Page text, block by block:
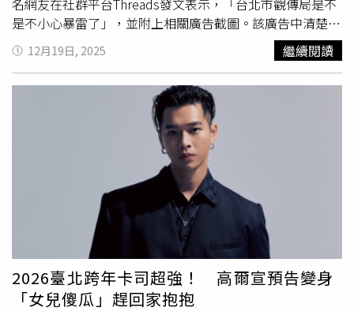
名網友在社群平台Threads發文表示，「台北市觀傳局是不
是不小心暴雷了」，並附上相關廣告截圖。該廣告中清楚寫
有「韓國女團KARA獨家登場臺北跨年晚會」的文字，甚至
還提及共13組卡司、6組獨家組合、包括KARA與蔡健雅等
完整卡司仍未上線，顯示內容尚未正式公開。觀傳局對此表
示，目前官方尚未對外發布所有表演名單，跨年晚會的完整
卡司將會在19日召開的記者會中正式揭曉。截至目前，觀傳
局已公開的演出名單中，包含蔡健雅與李千娜兩位獨家演出
、美秀集團、高爾宣、王ADEN、畢書
盡、U:NUS、幻藍小熊等藝人與團體。雖然主秀仍保留神
秘，但曝光的陣容已展現音樂類型的多元與豐富。今年北市
跨年活動也延續往年好評的「多舞台策略」，除了主舞台
外，還有東區頂好廣場、景勤一號公園與象山公園三處分
場，同時首度新增「四四南村」舞台，將匯聚四大主題，提
供各年齡層與族群不同風格的跨年體驗。
12月19日, 2025 繼續閱讀
2026臺北跨年卡司超強！ 高爾宣預告變身
「女兒傻瓜」趕回家抱抱